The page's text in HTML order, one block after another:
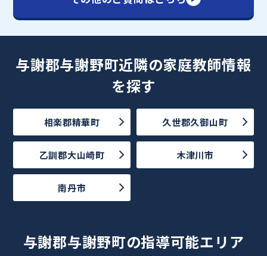
与謝郡与謝野町近隣の家庭教師情報
を探す
相楽郡精華町 久世郡久御山町
乙訓郡大山崎町 木津川市
南丹市
与謝郡与謝野町の指導可能エリア